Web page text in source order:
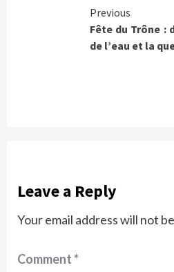
Continue
Reading
Previous
Fête du Trône :
de l’eau et la
Leave a Reply
Your email address will not
Comment*